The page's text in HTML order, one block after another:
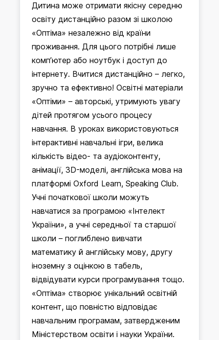
Дитина може отримати якісну середню
освіту дистанційно разом зі школою
«Оптіма» незалежно від країни
проживання. Для цього потрібні лише
комп’ютер або ноутбук і доступ до
інтернету. Вчитися дистанційно – легко,
зручно та ефективно! Освітні матеріали
«Оптіми» – авторські, утримують увагу
дітей протягом усього процесу
навчання. В уроках використовуються
інтерактивні навчальні ігри, велика
кількість відео- та аудіоконтенту,
анімації, 3D-моделі, англійська мова на
платформі Oxford Learn, Speaking Club.
Учні початкової школи можуть
навчатися за програмою «Інтелект
України», а учні середньої та старшої
школи – поглиблено вивчати
математику й англійську мову, другу
іноземну з оцінкою в табель,
відвідувати курси програмування тощо.
«Оптіма» створює унікальний освітній
контент, що повністю відповідає
навчальним програмам, затвердженим
Міністерством освіти і науки України.